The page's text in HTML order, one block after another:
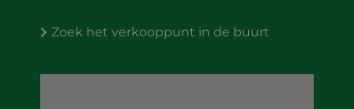
Zoek het verkooppunt in de buurt